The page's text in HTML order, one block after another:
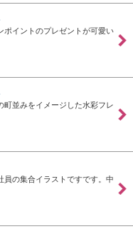
ポイントのプレゼントが可愛い
町並みをイメージした水彩フレ
員の集合イラストですです。中